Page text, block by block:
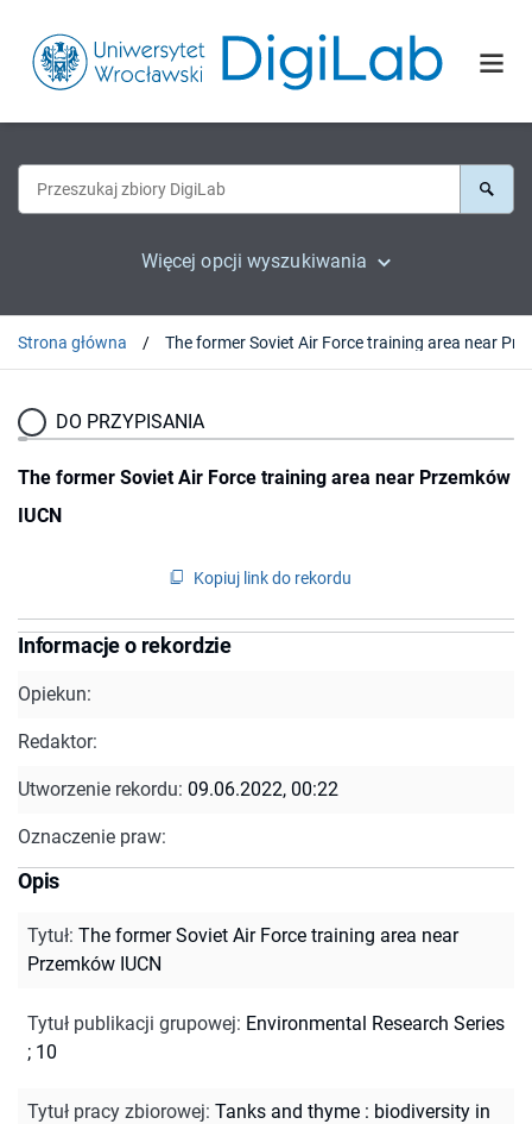
Więcej opcji wyszukiwania
Strona główna
DO PRZYPISANIA
The former Soviet Air Force training area near Przemków
IUCN
Kopiuj link do rekordu
Informacje o rekordzie
Opiekun:
Redaktor:
Utworzenie rekordu: 09.06.2022, 00:22
Oznaczenie praw:
Opis
Tytuł: The former Soviet Air Force training area near
Przemków IUCN
Tytuł publikacji grupowej: Environmental Research Series
; 10
Tytuł pracy zbiorowej: Tanks and thyme : biodiversity in